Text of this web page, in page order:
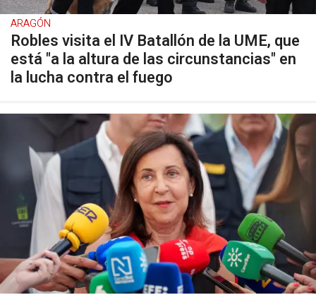
ARAGÓN
Robles visita el IV Batallón de la UME, que
está "a la altura de las circunstancias" en
la lucha contra el fuego